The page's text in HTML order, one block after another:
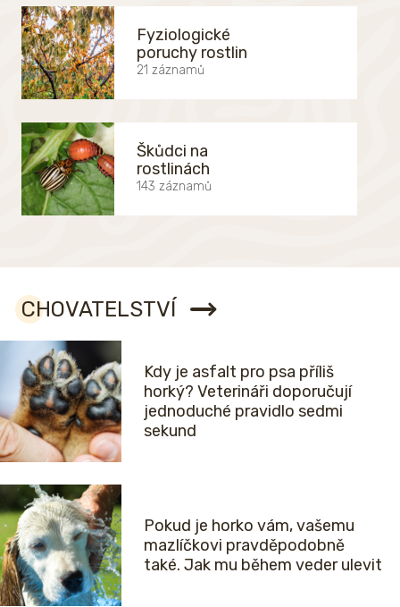
Fyziologické
poruchy rostlin
21 záznamů
Škůdci na
rostlinách
143 záznamů
CHOVATELSTVÍ
Kdy je asfalt pro psa příliš
horký? Veterináři doporučují
jednoduché pravidlo sedmi
sekund
Pokud je horko vám, vašemu
mazlíčkovi pravděpodobně
také. Jak mu během veder ulevit